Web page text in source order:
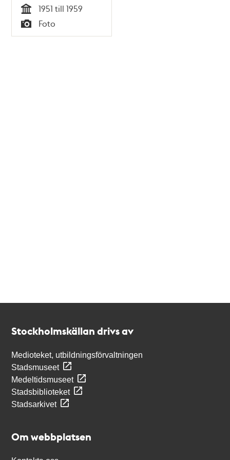
Tid
1951 till 1959
Typ
Foto
Stockholmskällan drivs av
Medioteket, utbildningsförvaltningen
Stadsmuseet
Medeltidsmuseet
Stadsbiblioteket
Stadsarkivet
Om webbplatsen